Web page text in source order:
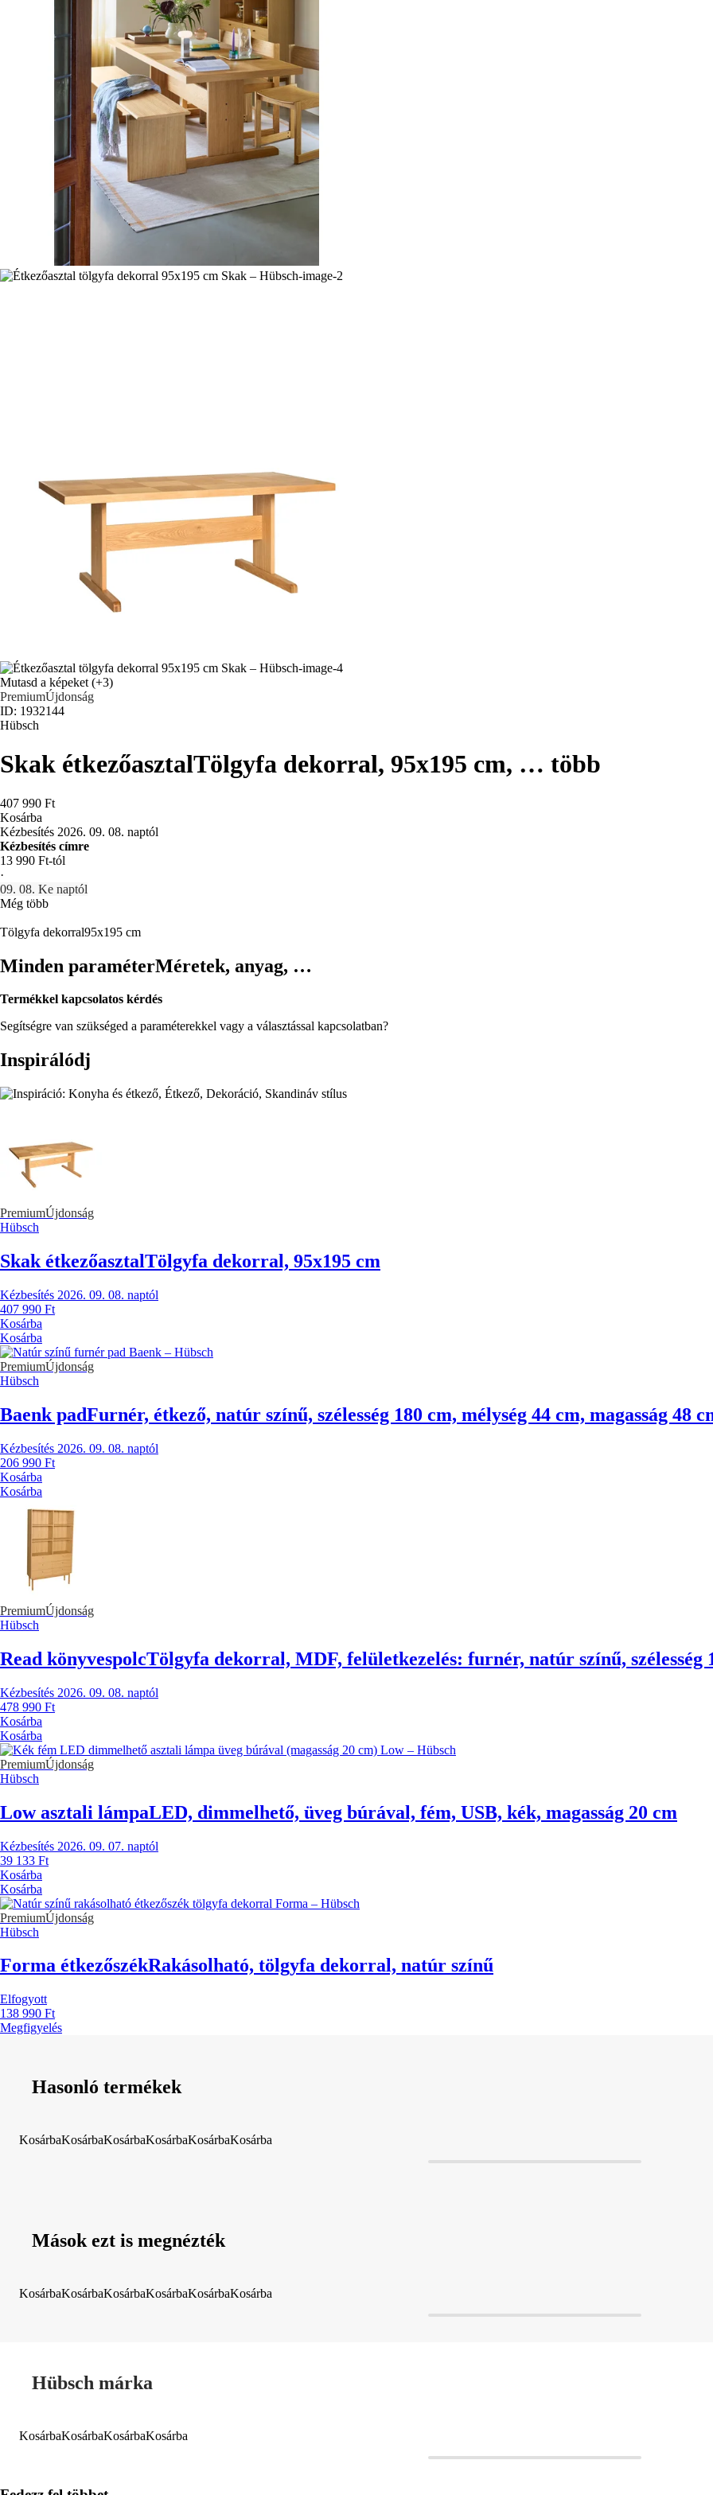
Mutasd a képeket (+3)
PremiumÚjdonság
ID: 1932144
Hübsch
Skak étkezőasztalTölgyfa dekorral, 95x195 cm, … több
407 990 Ft
Kosárba
Kézbesítés 2026. 09. 08. naptól
Kézbesítés címre
13 990 Ft-tól
·
09. 08. Ke naptól
Még több
Tölgyfa dekorral95x195 cm
Minden paraméterMéretek, anyag, …
Termékkel kapcsolatos kérdés
Segítségre van szükséged a paraméterekkel vagy a választással kapcsolatban?
Inspirálódj
PremiumÚjdonság
Hübsch
Skak étkezőasztalTölgyfa dekorral, 95x195 cm
Kézbesítés 2026. 09. 08. naptól
407 990 Ft
Kosárba
Kosárba
PremiumÚjdonság
Hübsch
Baenk padFurnér, étkező, natúr színű, szélesség 180 cm, mélység 44 cm, magasság 48
Kézbesítés 2026. 09. 08. naptól
206 990 Ft
Kosárba
Kosárba
PremiumÚjdonság
Hübsch
Read könyvespolcTölgyfa dekorral, MDF, felületkezelés: furnér, natúr színű, szélesség
Kézbesítés 2026. 09. 08. naptól
478 990 Ft
Kosárba
Kosárba
PremiumÚjdonság
Hübsch
Low asztali lámpaLED, dimmelhető, üveg búrával, fém, USB, kék, magasság 20 cm
Kézbesítés 2026. 09. 07. naptól
39 133 Ft
Kosárba
Kosárba
PremiumÚjdonság
Hübsch
Forma étkezőszékRakásolható, tölgyfa dekorral, natúr színű
Elfogyott
138 990 Ft
Megfigyelés
Hasonló termékek
KosárbaKosárbaKosárbaKosárbaKosárbaKosárba
Mások ezt is megnézték
KosárbaKosárbaKosárbaKosárbaKosárbaKosárba
Hübsch márka
KosárbaKosárbaKosárbaKosárba